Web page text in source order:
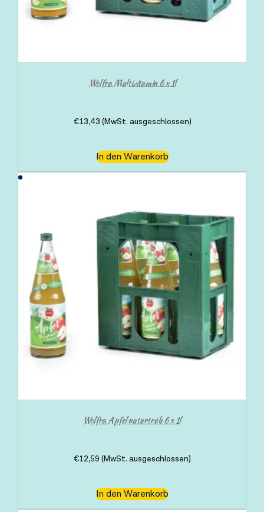
Wolfra Multivitamin 6 x 1l
€13,43 (MwSt. ausgeschlossen)
In den Warenkorb
Wolfra Apfel naturtrüb 6 x 1l
€12,59 (MwSt. ausgeschlossen)
In den Warenkorb